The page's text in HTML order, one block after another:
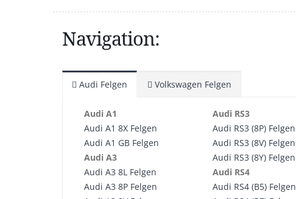
Navigation:
Audi Felgen Volkswagen Felgen
Audi A1
Audi A1 8X Felgen
Audi A1 GB Felgen
Audi A3
Audi A3 8L Felgen
Audi A3 8P Felgen
Audi RS3
Audi RS3 (8P) Felgen
Audi RS3 (8V) Felgen
Audi RS3 (8Y) Felgen
Audi RS4
Audi RS4 (B5) Felgen